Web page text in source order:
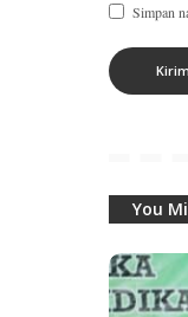
Simpan
You